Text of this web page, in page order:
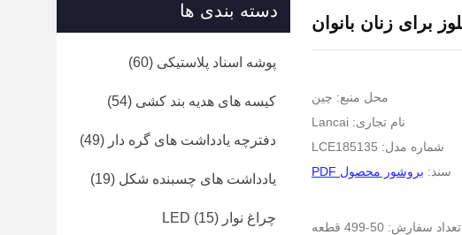
برای زنان بانوان
محل منبع: چین
نام تجاری: Lancai
شماره مدل: LCE185135
سند: بروشور محصول PDF
50-499 قطعه
دسته بندی ها
پوشه اسناد پلاستیکی (60)
کیسه های هدیه بند کشی (54)
دفترچه یادداشت های گره دار (49)
یادداشت های چسبنده شکل (19)
چراغ نوار LED (15)